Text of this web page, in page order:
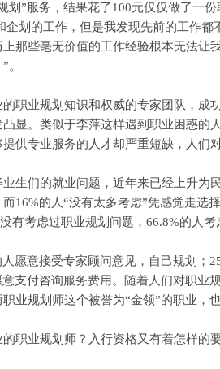
”服务，结果花了100元仅仅做了一
划的工作，但是我发现先前的工作
那些毫无价值的工作经验根本无法
。
职业规划知识和权威的专家团队，成
显。类似于李萍这样遇到职业困惑
供专业服务的人才却严重短缺，人们
们的就业问题，近年来已经上升为
16%的人“没有太多考虑”凭感觉走
有考虑过职业规划问题，66.8%的人
意接受专家顾问意见，自己规划；
支付咨询服务费用。随着人们对职
业规划师这个被誉为“金领”的职业，
业规划师？入行资格又有着怎样的